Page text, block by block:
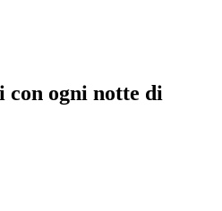
con ogni notte di